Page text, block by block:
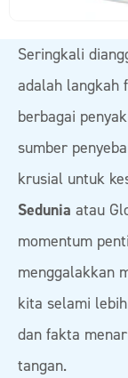
Seringkali
adalah langkah
berbagai
sumber
krusial untuk
Sedunia atau
momentum
menggalakkan
kita selami
dan fakta
tangan.